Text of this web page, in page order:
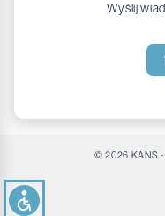
Wyślij
© 2026 KANS -